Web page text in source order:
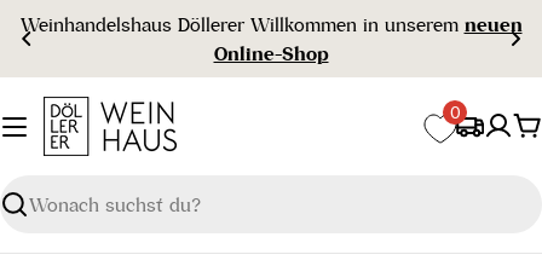
Zum
Inhalt
springen
Weinhandelshaus Döllerer Willkommen in unserem neuen
Online-Shop
Suchen
0